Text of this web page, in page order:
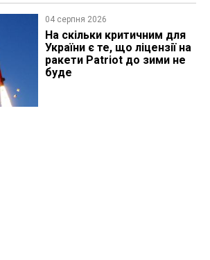
04 серпня 2026
На скільки критичним для
України є те, що ліцензії на
ракети Patriot до зими не
буде